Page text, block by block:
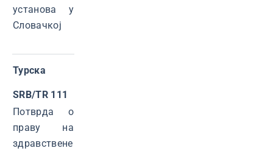
установа у
Словачкој
Турска
SRB/TR 111
Потврда о
праву на
здравствене